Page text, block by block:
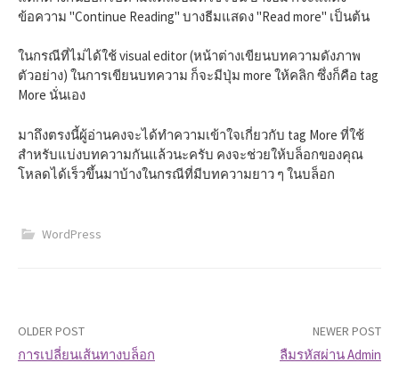
ข้อความ "Continue Reading" บางธีมแสดง "Read more" เป็นต้น
ในกรณีที่ไม่ได้ใช้ visual editor (หน้าต่างเขียนบทความดังภาพ
ตัวอย่าง) ในการเขียนบทความ ก็จะมีปุ่ม more ให้คลิก ซึ่งก็คือ tag
More นั่นเอง
มาถึงตรงนี้ผู้อ่านคงจะได้ทำความเข้าใจเกี่ยวกับ tag More ที่ใช้
สำหรับแบ่งบทความกันแล้วนะครับ คงจะช่วยให้บล็อกของคุณ
โหลดได้เร็วขึ้นมาบ้างในกรณีที่มีบทความยาว ๆ ในบล็อก
WordPress
OLDER POST
การเปลี่ยนเส้นทางบล็อก
NEWER POST
ลืมรหัสผ่าน Admin